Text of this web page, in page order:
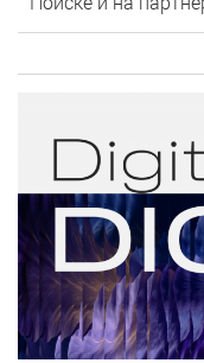
2025 года и
OSH с сетью